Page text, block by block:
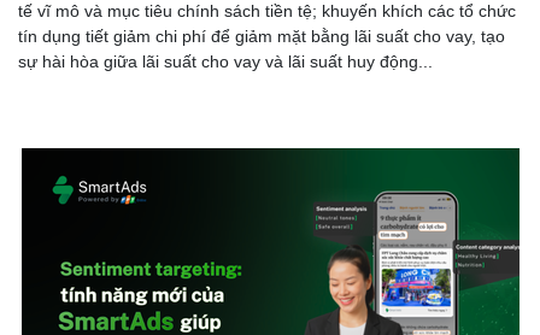
tế vĩ mô và mục tiêu chính sách tiền tệ; khuyến khích các tổ chức
tín dụng tiết giảm chi phí để giảm mặt bằng lãi suất cho vay, tạo
sự hài hòa giữa lãi suất cho vay và lãi suất huy động...